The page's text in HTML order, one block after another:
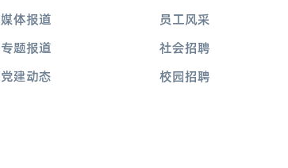
媒体报道
专题报道
党建动态
员工风采
社会招聘
校园招聘